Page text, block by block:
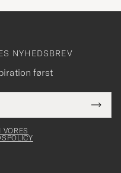
NYHEDSBREV
først